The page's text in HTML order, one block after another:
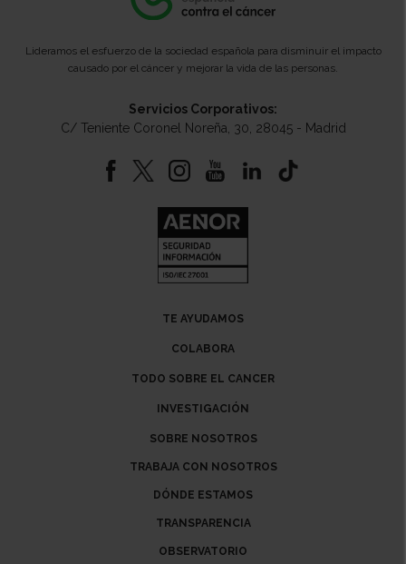
Lideramos el esfuerzo de la sociedad española para disminuir el impacto
causado por el cáncer y mejorar la vida de las personas.
Servicios Corporativos:
C/ Teniente Coronel Noreña, 30, 28045 - Madrid
TE AYUDAMOS
COLABORA
TODO SOBRE EL CANCER
INVESTIGACIÓN
SOBRE NOSOTROS
TRABAJA CON NOSOTROS
DÓNDE ESTAMOS
TRANSPARENCIA
OBSERVATORIO